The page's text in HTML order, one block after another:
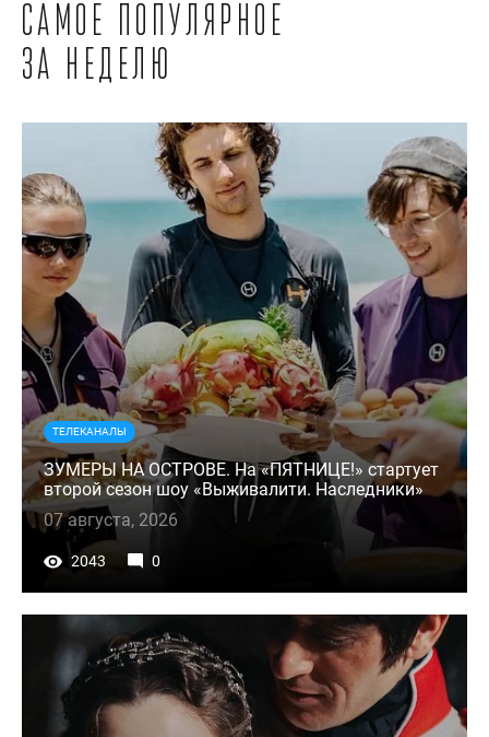
Самое популярное
за неделю
ТЕЛЕКАНАЛЫ
ЗУМЕРЫ НА ОСТРОВЕ. На «ПЯТНИЦЕ!» стартует
второй сезон шоу «Выживалити. Наследники»
07 августа, 2026
2043 0